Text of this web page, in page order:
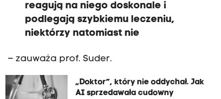
reagują na niego doskonale i
podlegają szybkiemu leczeniu,
niektórzy natomiast nie
– zauważa prof. Suder.
„Doktor”, który nie oddychał. Jak
AI sprzedawała cudowny